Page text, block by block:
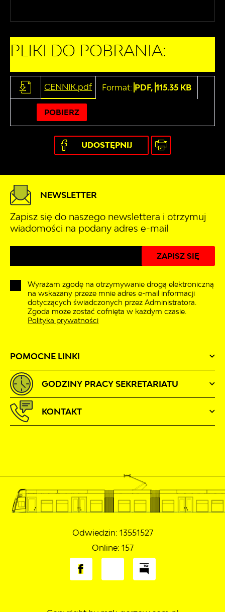
PLIKI DO POBRANIA:
CENNIK.pdf Format: PDF, 115.35 KB
POBIERZ
UDOSTĘPNIJ
POMOCNE LINKI
NEWSLETTER
Zapisz się do naszego newslettera i otrzymuj
wiadomości na podany adres e-mail
Wyrażam zgodę na otrzymywanie drogą elektroniczną
na wskazany przeze mnie adres e-mail informacji
dotyczących świadczonych przez Administratora.
Zgoda może zostać cofnięta w każdym czasie.
Polityka prywatności
GODZINY PRACY SEKRETARIATU
KONTAKT
Odwiedzin: 13551527
Online: 157